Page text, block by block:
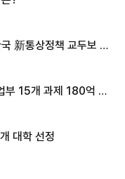
新통상정책 교두보 활
부 15개 과제 180억 지
대학 선정